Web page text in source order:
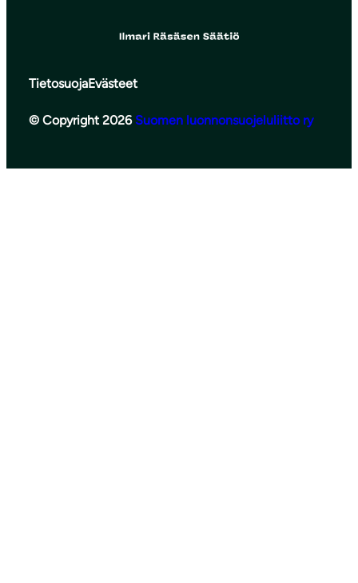
TietosuojaEvästeet
© Copyright 2026 Suomen luonnonsuojeluliitto ry